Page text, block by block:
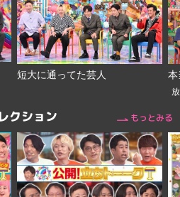
短大に通ってた芸人 本
クション もっとみる